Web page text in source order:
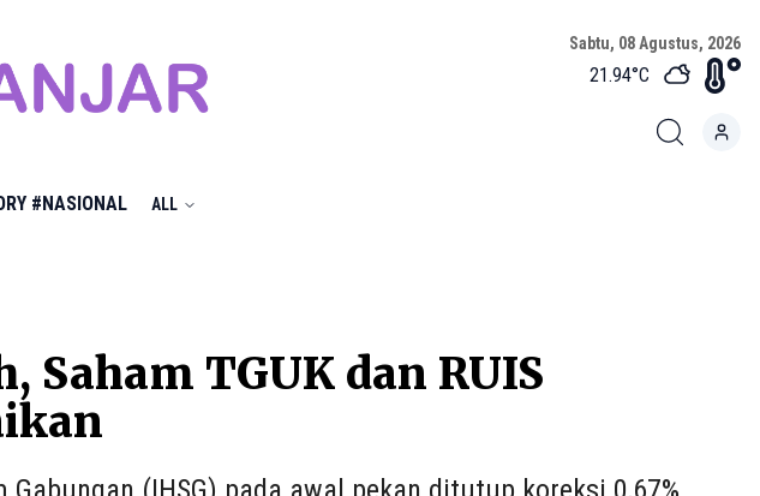
Sabtu, 08 Agustus, 2026
21.94°C
#NASIONAL ALL
Saham TGUK dan RUIS